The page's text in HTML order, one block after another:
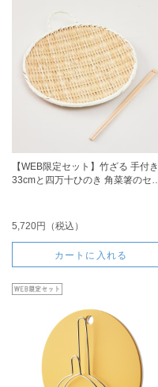
【WEB限定セット】竹ざる 手付き
33cmと四万十ひのき 角菜箸のセッ
5,720円（税込）
カートに入れる